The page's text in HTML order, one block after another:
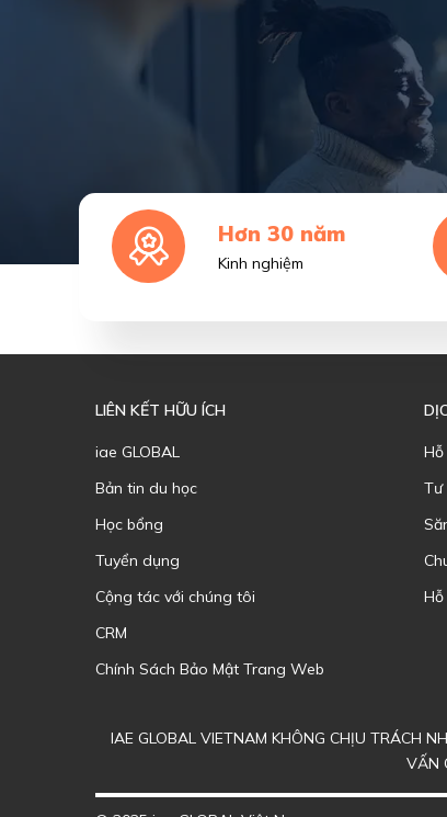
Hơn 30 năm
Kinh nghiệm
LIÊN KẾT HỮU ÍCH
iae GLOBAL
Bản tin du học
Học bổng
Tuyển dụng
Cộng tác với chúng tôi
CRM
Chính Sách Bảo Mật Trang Web
Tư
IAE GLOBAL VIETNAM KHÔNG CHỊU TRÁCH
VẤN